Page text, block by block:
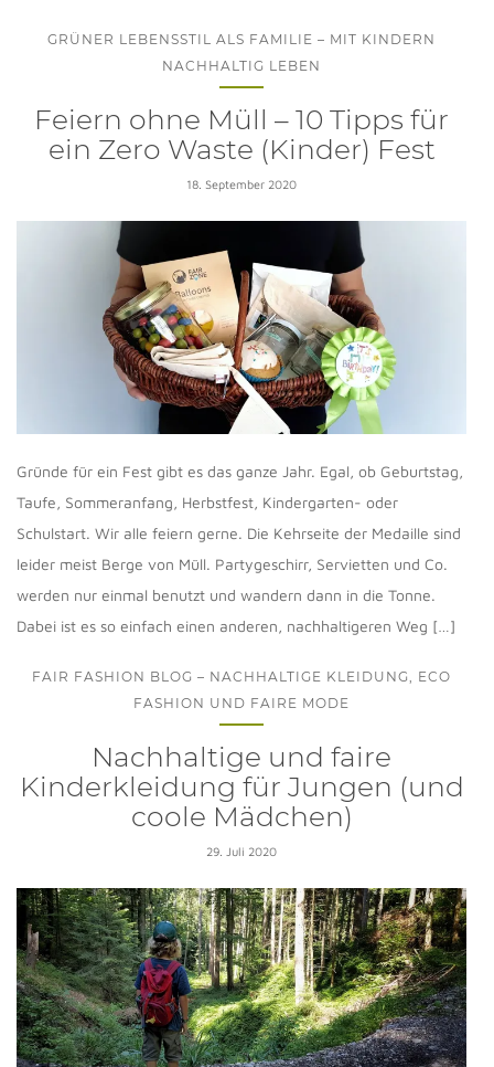
GRÜNER LEBENSSTIL ALS FAMILIE – MIT KINDERN
NACHHALTIG LEBEN
Feiern ohne Müll – 10 Tipps für
ein Zero Waste (Kinder) Fest
18. September 2020
Gründe für ein Fest gibt es das ganze Jahr. Egal, ob Geburtstag,
Taufe, Sommeranfang, Herbstfest, Kindergarten- oder
Schulstart. Wir alle feiern gerne. Die Kehrseite der Medaille sind
leider meist Berge von Müll. Partygeschirr, Servietten und Co.
werden nur einmal benutzt und wandern dann in die Tonne.
Dabei ist es so einfach einen anderen, nachhaltigeren Weg […]
FAIR FASHION BLOG – NACHHALTIGE KLEIDUNG, ECO
FASHION UND FAIRE MODE
Nachhaltige und faire
Kinderkleidung für Jungen (und
coole Mädchen)
29. Juli 2020